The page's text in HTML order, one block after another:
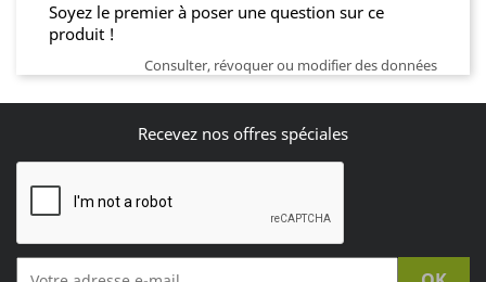
Soyez le premier à poser une question sur ce
produit !
Consulter, révoquer ou modifier des données
Recevez nos offres spéciales